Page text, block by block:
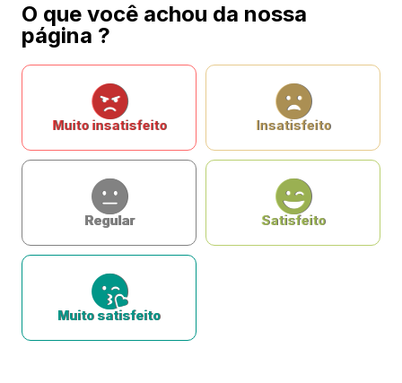
O que você achou da nossa
página ?
Muito insatisfeito Insatisfeito
Regular Satisfeito
Muito satisfeito